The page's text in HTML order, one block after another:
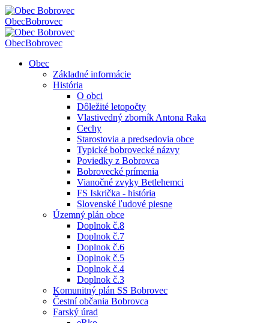
ObecBobrovec
ObecBobrovec
Obec
Základné informácie
História
O obci
Dôležité letopočty
Vlastivedný zborník Antona Raka
Cechy
Starostovia a predsedovia obce
Typické bobrovecké názvy
Poviedky z Bobrovca
Bobrovecké prímenia
Vianočné zvyky Betlehemci
FS Iskrička - história
Slovenské ľudové piesne
Územný plán obce
Doplnok č.8
Doplnok č.7
Doplnok č.6
Doplnok č.5
Doplnok č.4
Doplnok č.3
Komunitný plán SS Bobrovec
Čestní občania Bobrovca
Farský úrad